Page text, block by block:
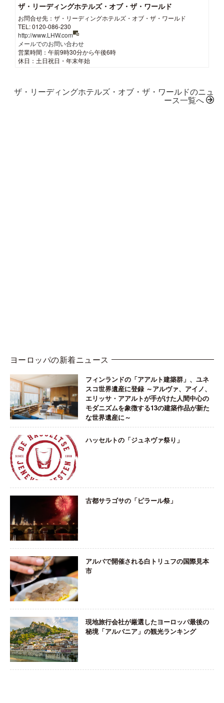
ザ・リーディングホテルズ・オブ・ザ・ワールド
お問合せ先：ザ・リーディングホテルズ・オブ・ザ・ワールド
TEL: 0120-086-230
http://www.LHW.com
メールでのお問い合わせ
営業時間：午前9時30分から午後6時
休日：土日祝日・年末年始
ザ・リーディングホテルズ・オブ・ザ・ワールドのニュ
ース一覧へ
ヨーロッパの新着ニュース
フィンランドの「アアルト建築群」、ユネ
スコ世界遺産に登録 ～アルヴァ、アイノ、
エリッサ・アアルトが手がけた人間中心の
モダニズムを象徴する13の建築作品が新た
な世界遺産に～
ハッセルトの「ジュネヴァ祭り」
古都サラゴサの「ピラール祭」
アルバで開催される白トリュフの国際見本
市
現地旅行会社が厳選したヨーロッパ最後の
秘境「アルバニア」の観光ランキング